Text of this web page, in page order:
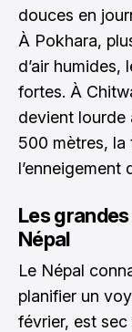
douces en
À Pokhara,
d’air humides,
fortes. À
devient lourde
500 mètres, la
l’enneigement
Les
Népal
Le Népal
planifier un
février, est